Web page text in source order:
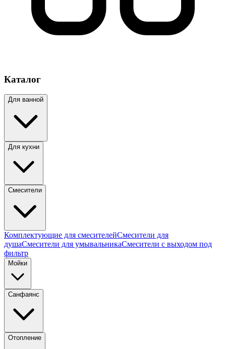
Каталог
Для ванной
Для кухни
Смесители
Комплектующие для смесителейСмесители для
душаСмесители для умывальникаСмесители с выходом под
фильтр
Мойки
Санфаянс
Отопление